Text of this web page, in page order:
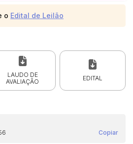
o Edital de Leilão
LAUDO DE
AVALIAÇÃO
EDITAL
Copiar